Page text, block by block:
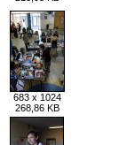
683 x 1024
268,86 KB